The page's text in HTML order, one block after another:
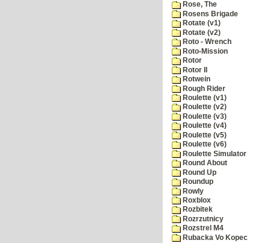
Rose, The
Rosens Brigade
Rotate (v1)
Rotate (v2)
Roto - Wrench
Roto-Mission
Rotor
Rotor II
Rotwein
Rough Rider
Roulette (v1)
Roulette (v2)
Roulette (v3)
Roulette (v4)
Roulette (v5)
Roulette (v6)
Roulette Simulator
Round About
Round Up
Roundup
Rowly
Roxblox
Rozbitek
Rozrzutnicy
Rozstrel M4
Rubacka Vo Kopec